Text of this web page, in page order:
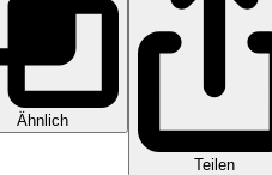
Ähnlich
Teilen